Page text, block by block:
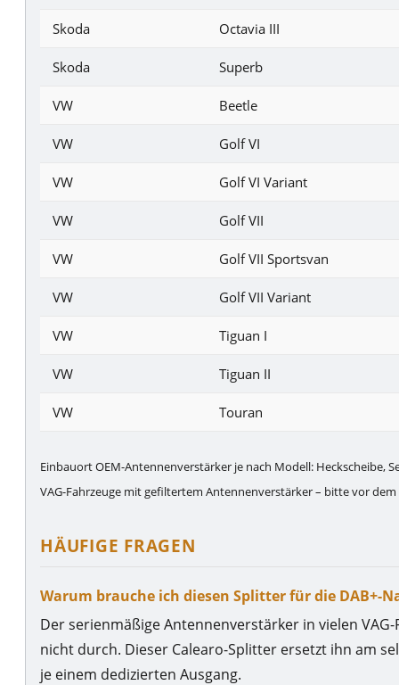
Skoda Octavia III
Skoda Superb
VW Beetle
VW Golf VI
VW Golf VI Variant
VW Golf VII
VW Golf VII Sportsvan
VW Golf VII Variant
VW Tiguan I
VW Tiguan II
VW Touran
Einbauort OEM-Antennenverstärker je nach Modell: Heckscheibe,
VAG-Fahrzeuge mit gefiltertem Antennenverstärker – bitte vor
HÄUFIGE FRAGEN
Warum brauche ich diesen Splitter für die DAB+-
Der serienmäßige Antennenverstärker in vielen
nicht durch. Dieser Calearo-Splitter ersetzt ihn am
je einem dedizierten Ausgang.